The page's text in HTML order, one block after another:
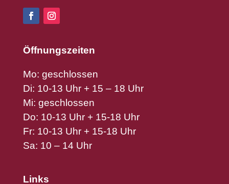
Öffnungszeiten
Mo: geschlossen
Di: 10-13 Uhr + 15 – 18 Uhr
Mi: geschlossen
Do: 10-13 Uhr + 15-18 Uhr
Fr: 10-13 Uhr + 15-18 Uhr
Sa: 10 – 14 Uhr
Links